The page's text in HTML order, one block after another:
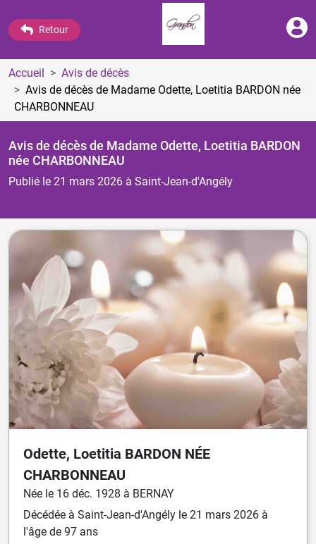
Retour
Accueil
Avis de décès
Avis de décès de Madame Odette, Loetitia BARDON née
CHARBONNEAU
Avis de décès de Madame Odette, Loetitia BARDON
née CHARBONNEAU
Publié le 21 mars 2026 à Saint-Jean-d'Angély
Odette, Loetitia BARDON NÉE
CHARBONNEAU
Née le 16 déc. 1928 à BERNAY
Décédée à Saint-Jean-d'Angély le 21 mars 2026 à
l'âge de 97 ans